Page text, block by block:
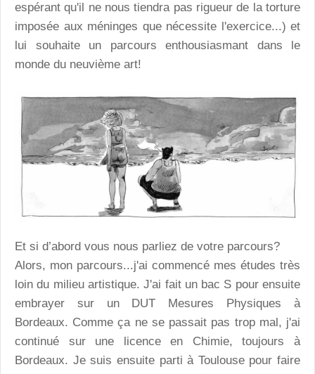
espérant qu'il ne nous tiendra pas rigueur de la torture
imposée aux méninges que nécessite l'exercice...) et
lui souhaite un parcours enthousiasmant dans le
monde du neuvième art!
Et si d’abord vous nous parliez de votre parcours?
Alors, mon parcours...j'ai commencé mes études très
loin du milieu artistique. J'ai fait un bac S pour ensuite
embrayer sur un DUT Mesures Physiques à
Bordeaux. Comme ça ne se passait pas trop mal, j'ai
continué sur une licence en Chimie, toujours à
Bordeaux. Je suis ensuite parti à Toulouse pour faire